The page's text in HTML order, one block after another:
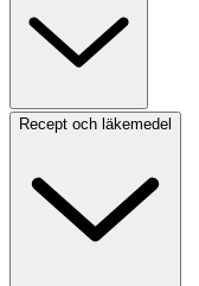
Recept och läkemedel